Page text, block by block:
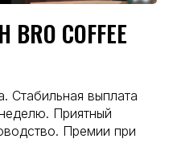
COFFEE
Стабильная выплата
Приятный
Премии при